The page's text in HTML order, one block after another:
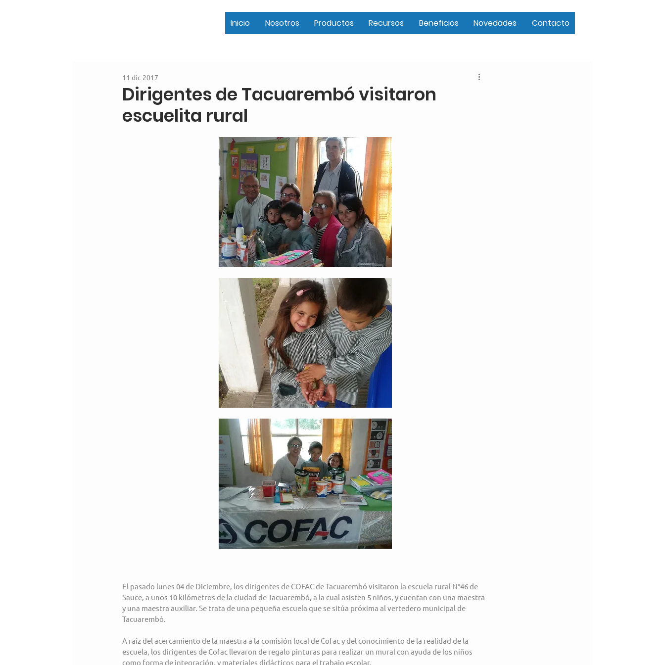
Inicio Nosotros Productos Recursos Beneficios Novedades Contacto
Dirigentes de Tacuarembó visitaron
escuelita rural
11 dic 2017
El pasado lunes 04 de Diciembre, los dirigentes de COFAC de Tacuarembó visitaron la escuela rural N°46 de
Sauce, a unos 10 kilómetros de la ciudad de Tacuarembó, a la cual asisten 5 niños, y cuentan con una maestra
y una maestra auxiliar. Se trata de una pequeña escuela que se sitúa próxima al vertedero municipal de
Tacuarembó.
A raíz del acercamiento de la maestra a la comisión local de Cofac y del conocimiento de la realidad de la
escuela, los dirigentes de Cofac llevaron de regalo pinturas para realizar un mural con ayuda de los niños
como forma de integración, y materiales didácticos para el trabajo escolar.